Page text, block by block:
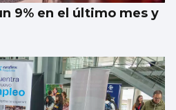
9% en el último mes y